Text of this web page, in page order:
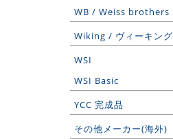
WB / Weiss brothers
Wiking / ヴィーキング
WSI
WSI Basic
YCC 完成品
その他メーカー(海外)